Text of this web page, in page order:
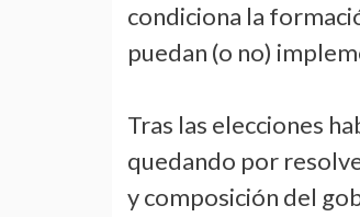
condiciona la
puedan (o no)
Tras las elecciones
quedando por
y composición del